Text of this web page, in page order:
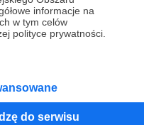
informacje na
w tym celów
polityce prywatności.
do serwisu
Patronite Commons